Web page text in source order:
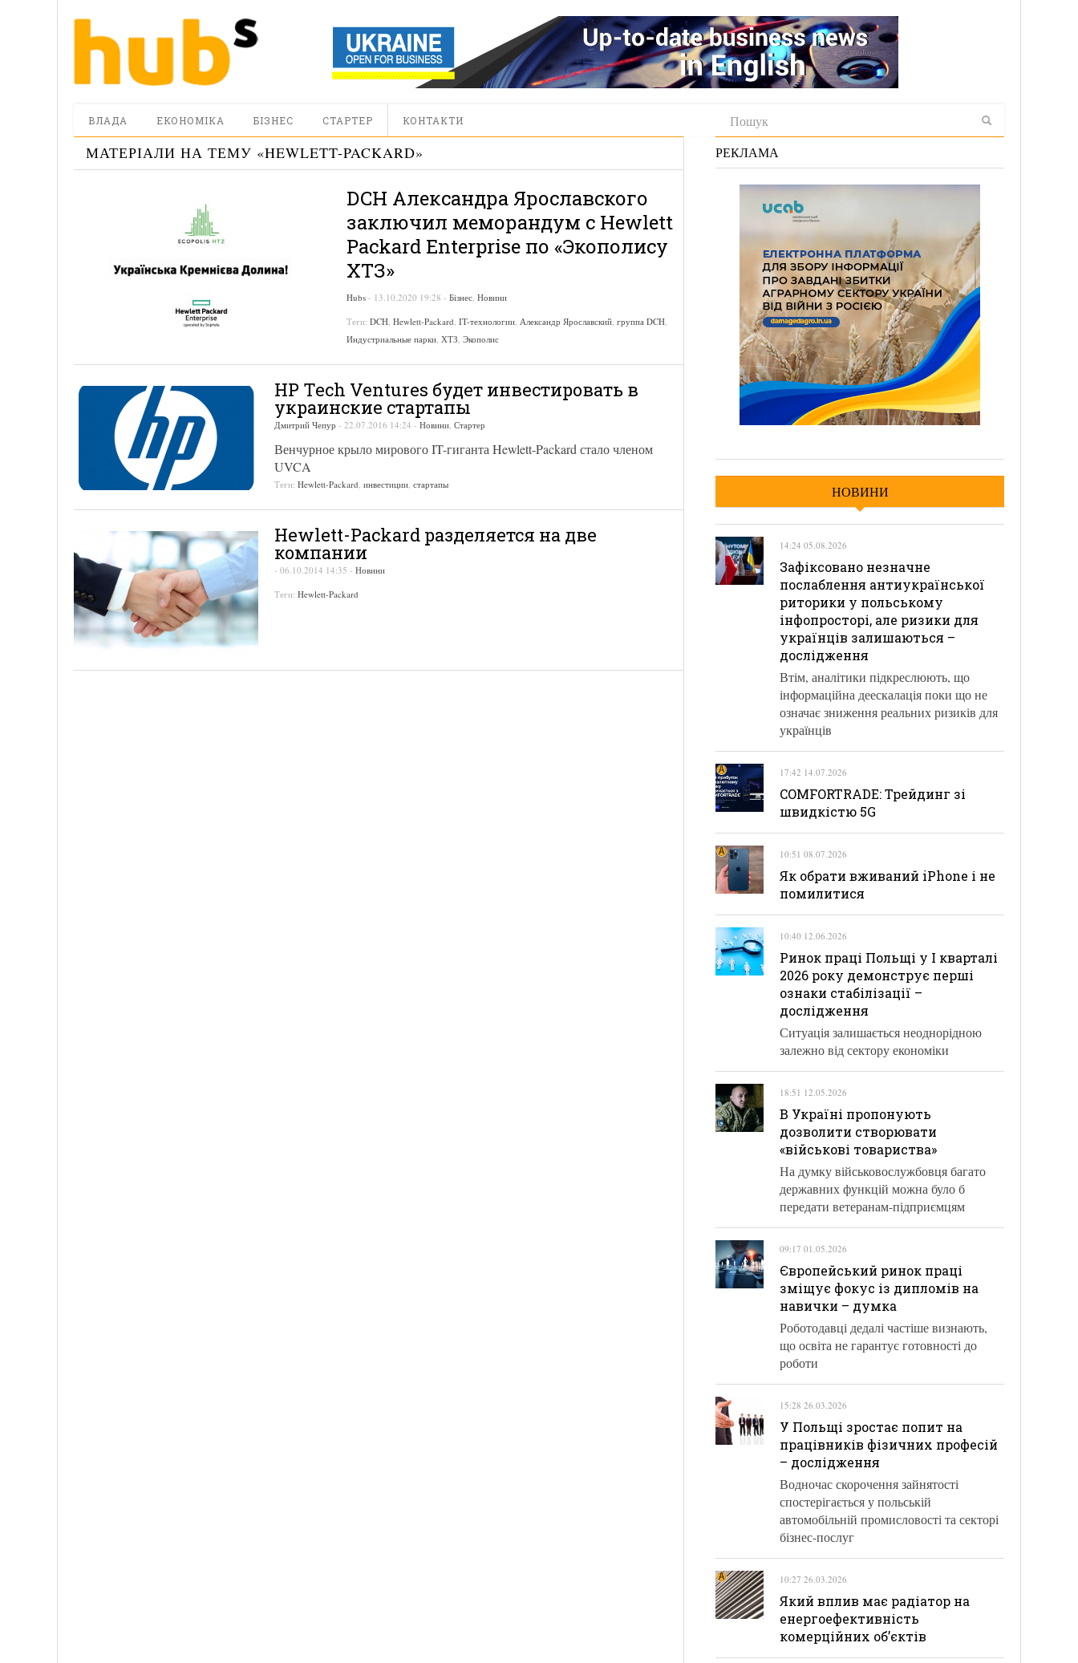
ВЛАДА ЕКОНОМІКА БІЗНЕС СТАРТЕР КОНТАКТИ
МАТЕРІАЛИ НА ТЕМУ «HEWLETT-PACKARD»
DCH Александра Ярославского
заключил меморандум с Hewlett
Packard Enterprise по «Экополису
ХТЗ»
Hubs - 13.10.2020 19:28 - Бізнес, Новини
Теги: DCH, Hewlett-Packard, IT-технологии, Александр Ярославский, группа DCH,
Индустриальные парки, ХТЗ, Экополис
HP Tech Ventures будет инвестировать в
украинские стартапы
Дмитрий Чепур - 22.07.2016 14:24 - Новини, Стартер
Венчурное крыло мирового IT-гиганта Hewlett-Packard стало членом
UVCA
Теги: Hewlett-Packard, инвестиции, стартапы
Hewlett-Packard разделяется на две
компании
- 06.10.2014 14:35 - Новини
Теги: Hewlett-Packard
РЕКЛАМА
НОВИНИ
14:24 05.08.2026
Зафіксовано незначне
послаблення антиукраїнської
риторики у польському
інфопросторі, але ризики для
українців залишаються –
дослідження
Втім, аналітики підкреслюють, що
інформаційна деескалація поки що не
означає зниження реальних ризиків для
українців
17:42 14.07.2026
COMFORTRADE: Трейдинг зі
швидкістю 5G
10:51 08.07.2026
Як обрати вживаний iPhone і не
помилитися
10:40 12.06.2026
Ринок праці Польщі у І кварталі
2026 року демонструє перші
ознаки стабілізації –
дослідження
Ситуація залишається неоднорідною
залежно від сектору економіки
18:51 12.05.2026
В Україні пропонують
дозволити створювати
«військові товариства»
На думку військовослужбовця багато
державних функцій можна було б
передати ветеранам-підприємцям
09:17 01.05.2026
Європейський ринок праці
зміщує фокус із дипломів на
навички – думка
Роботодавці дедалі частіше визнають,
що освіта не гарантує готовності до
роботи
15:28 26.03.2026
У Польщі зростає попит на
працівників фізичних професій
– дослідження
Водночас скорочення зайнятості
спостерігається у польській
автомобільній промисловості та секторі
бізнес-послуг
10:27 26.03.2026
Який вплив має радіатор на
енергоефективність
комерційних об’єктів